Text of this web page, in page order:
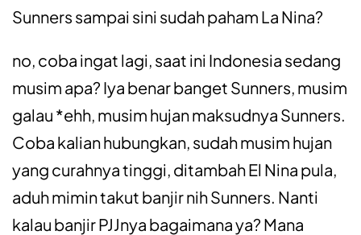
Sunners sampai sini sudah paham La Nina?
no, coba ingat lagi, saat ini Indonesia sedang
musim apa? Iya benar banget Sunners, musim
galau *ehh, musim hujan maksudnya Sunners.
Coba kalian hubungkan, sudah musim hujan
yang curahnya tinggi, ditambah El Nina pula,
aduh mimin takut banjir nih Sunners. Nanti
kalau banjir PJJnya bagaimana ya? Mana